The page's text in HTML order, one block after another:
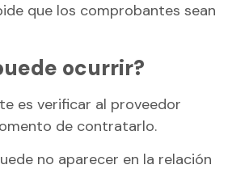
que los comprobantes sean
ocurrir?
es verificar al proveedor
de contratarlo.
no aparecer en la relación